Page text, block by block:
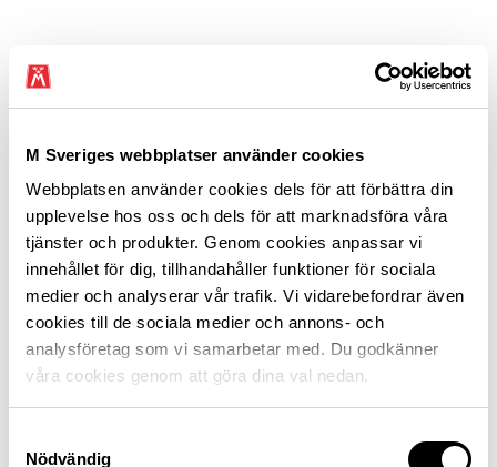
M Sveriges webbplatser använder cookies
Webbplatsen använder cookies dels för att förbättra din
upplevelse hos oss och dels för att marknadsföra våra
tjänster och produkter. Genom cookies anpassar vi
innehållet för dig, tillhandahåller funktioner för sociala
medier och analyserar vår trafik. Vi vidarebefordrar även
cookies till de sociala medier och annons- och
analysföretag som vi samarbetar med. Du godkänner
våra cookies genom att göra dina val nedan.
Nödvändig